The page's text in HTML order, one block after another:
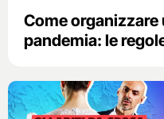
Come
pandemia: le